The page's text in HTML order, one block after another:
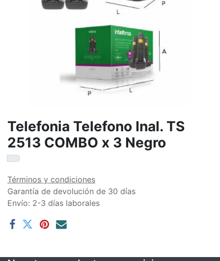
Telefonia Telefono Inal. TS
2513 COMBO x 3 Negro
Términos y condiciones
Garantía de devolución de 30 días
Envío: 2-3 días laborales